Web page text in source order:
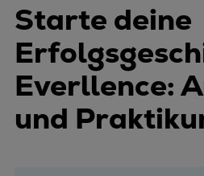
Starte deine
Everllence:
und